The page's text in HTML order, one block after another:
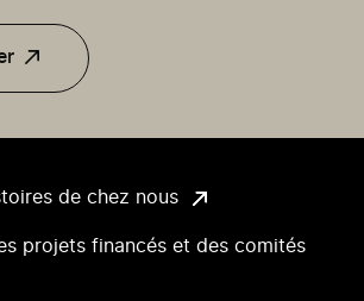
de chez nous
projets financés et des comités